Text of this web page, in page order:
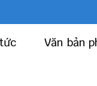
Văn bản